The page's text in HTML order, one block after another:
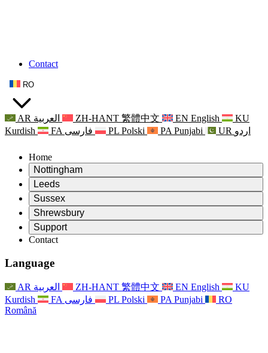
Contact
RO
AR العربية ZH-HANT 繁體中文 EN English
KU
Kurdish
FA فارسی PL Polski PA Punjabi UR اردو
Home
Nottingham
Review
Președintele revizuirii
Echipa independentă de evaluare
Termeni de referință
Raportul final al evaluării independente
Întrebări frecvente
Procesul de feedback al familiei
Buletine informative
Renunțare
Evenimente
Leeds
Review
Președintele revizuirii
Echipa independentă de evaluare
Termeni de referință
Contact
Sprijin psihologic pentru familii
Actualizări pentru familii
Evenimente
For Staff
Sprijin pentru personal
Vocile personalului
Sussex
Review
Președintele revizuirii
Echipa independentă de evaluare
Termeni de referință
For Families
Actualizări pentru familii
Evenimente
For Staff
Shrewsbury
Review
Termeni de referință pentru revizuirea maternității
Raportul final al evaluării independente
Primul raport al evaluării independente
For Families
Actualizări
Support
Leeds
Nottingham
Serviciul de asistență psihologică familială
Sprijin în caz de criză în domeniul sănătății mintale
Servicii regionale Nottingham
National
Sepsis Charities
Contact
Language
AR العربية ZH-HANT 繁體中文 EN English
KU
Kurdish
FA فارسی PL Polski PA Punjabi
RO
Română